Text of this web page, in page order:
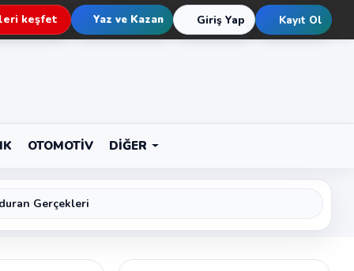
keşfet Yaz ve Kazan Giriş Yap Kayıt Ol
OTOMOTIV DIĞER
Gerçekleri